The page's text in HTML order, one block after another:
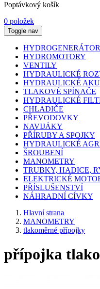
Poptávkový košík
0 položek
Toggle nav
HYDROMOTORY
VENTILY
HYDRAULICKÉ
HYDRAULICKÉ
TLAKOVÉ SPÍNAČE
HYDRAULICKÉ
CHLADIČE
PŘEVODOVKY
NAVIJÁKY
PŘÍRUBY A SPOJKY
HYDRAULICKÉ
ŠROUBENÍ
MANOMETRY
TRUBKY, HADICE,
ELEKTRICKÉ
PŘÍSLUŠENSTVÍ
NÁHRADNÍ CÍVKY
Hlavní strana
MANOMETRY
tlakoměrné přípojky
přípojka